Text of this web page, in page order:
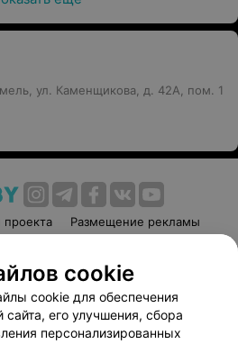
ул. Каменщикова, д. 42А, пом. 1
проекта
Размещение рекламы
Способы оплаты
Партнеры
руководителю 103.by
cookie
cookie для обеспечения
сайта, его улучшения, сбора
персонализированных